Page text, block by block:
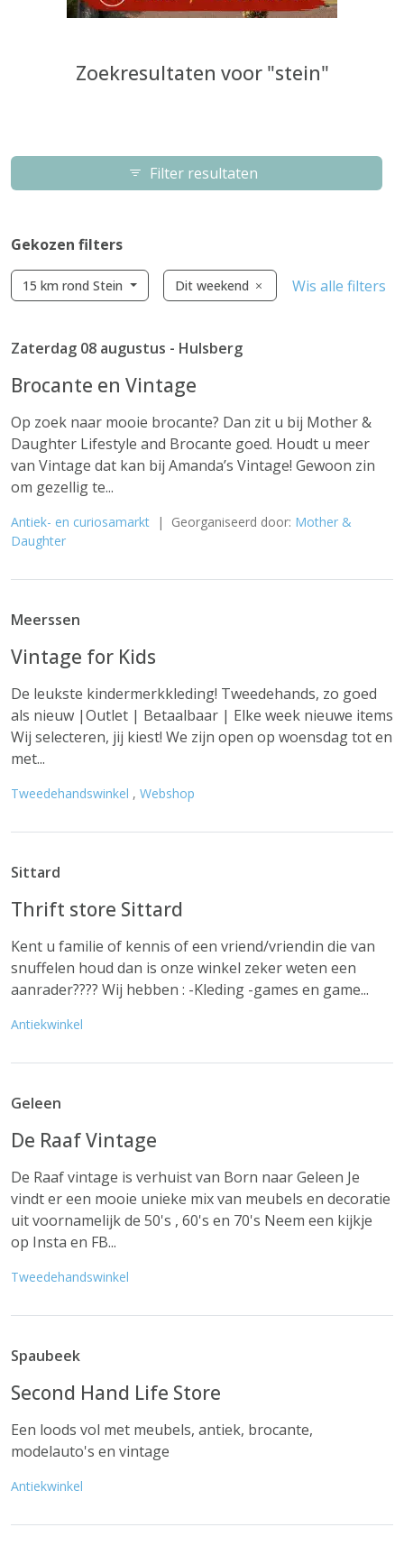
Zoekresultaten voor "stein"
Filter resultaten
Gekozen filters
15 km rond Stein Dit weekend Wis alle filters
Zaterdag 08 augustus - Hulsberg
Brocante en Vintage
Op zoek naar mooie brocante? Dan zit u bij Mother &
Daughter Lifestyle and Brocante goed. Houdt u meer
van Vintage dat kan bij Amanda’s Vintage! Gewoon zin
om gezellig te...
Antiek- en curiosamarkt | Georganiseerd door: Mother &
Daughter
Meerssen
Vintage for Kids
De leukste kindermerkkleding! Tweedehands, zo goed
als nieuw |Outlet | Betaalbaar | Elke week nieuwe items
Wij selecteren, jij kiest! We zijn open op woensdag tot en
met...
Tweedehandswinkel , Webshop
Sittard
Thrift store Sittard
Kent u familie of kennis of een vriend/vriendin die van
snuffelen houd dan is onze winkel zeker weten een
aanrader???? Wij hebben : -Kleding -games en game...
Antiekwinkel
Geleen
De Raaf Vintage
De Raaf vintage is verhuist van Born naar Geleen Je
vindt er een mooie unieke mix van meubels en decoratie
uit voornamelijk de 50's , 60's en 70's Neem een kijkje
op Insta en FB...
Tweedehandswinkel
Spaubeek
Second Hand Life Store
Een loods vol met meubels, antiek, brocante,
modelauto's en vintage
Antiekwinkel